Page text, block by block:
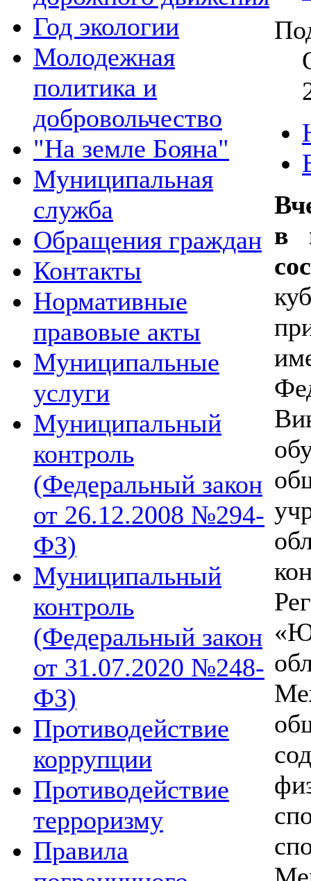
Год экологии
Молодежная
политика и
добровольчество
"На земле Бояна"
Муниципальная
служба
Обращения граждан
Контакты
Нормативные
правовые акты
Муниципальные
услуги
Муниципальный
контроль
(Федеральный закон
от 26.12.2008 №294-
ФЗ)
Муниципальный
контроль
(Федеральный закон
от 31.07.2020 №248-
ФЗ)
Противодействие
коррупции
Противодействие
терроризму
Правила
в